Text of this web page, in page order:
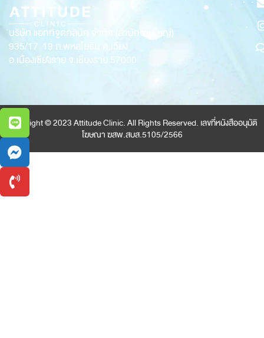
บริษัท แอททิจูดคลินิก จำกัด (สำนักงานใหญ่)
935/17-19 ถ.พหลโยธิน ต.เวียง
อ.เมืองเชียงราย จ.เชียงราย 57000
Copyright © 2023 Attitude Clinic. All Rights Reserved. เลขที่หนังสืออนุมัติ
โฆษณา ฆสพ.สบส.5105/2566